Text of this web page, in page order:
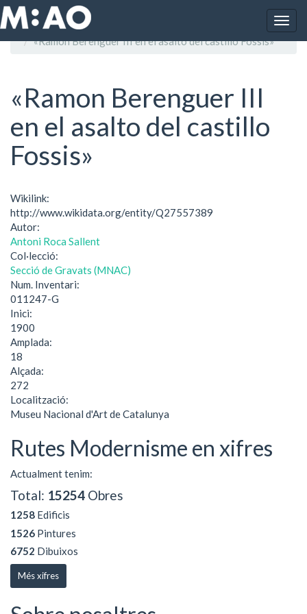
Vés al contingut
Inici
«Ramon Berenguer III en el asalto del castillo Fossis»
«Ramon Berenguer III
en el asalto del castillo
Fossis»
Wikilink:
http://www.wikidata.org/entity/Q27557389
Autor:
Antoni Roca Sallent
Col·lecció:
Secció de Gravats (MNAC)
Num. Inventari:
011247-G
Inici:
1900
Amplada:
18
Alçada:
272
Localització:
Museu Nacional d'Art de Catalunya
Rutes Modernisme en xifres
Actualment tenim:
Total: 15254 Obres
1258 Edificis
1526 Pintures
6752 Dibuixos
Més xifres